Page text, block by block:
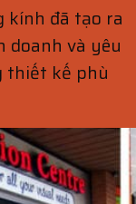
kính đã tạo ra
doanh và yêu
thiết kế phù